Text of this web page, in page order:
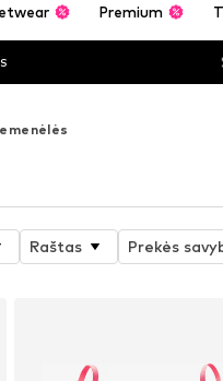
Premium
Raštas Prekės